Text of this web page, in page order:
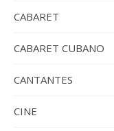
CABARET
CABARET CUBANO
CANTANTES
CINE